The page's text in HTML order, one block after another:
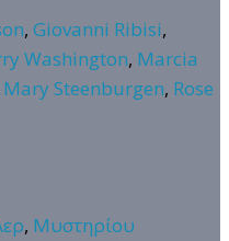
, Giovanni Ribisi,
Washington, Marcia
Mary Steenburgen, Rose
, Μυστηρίου